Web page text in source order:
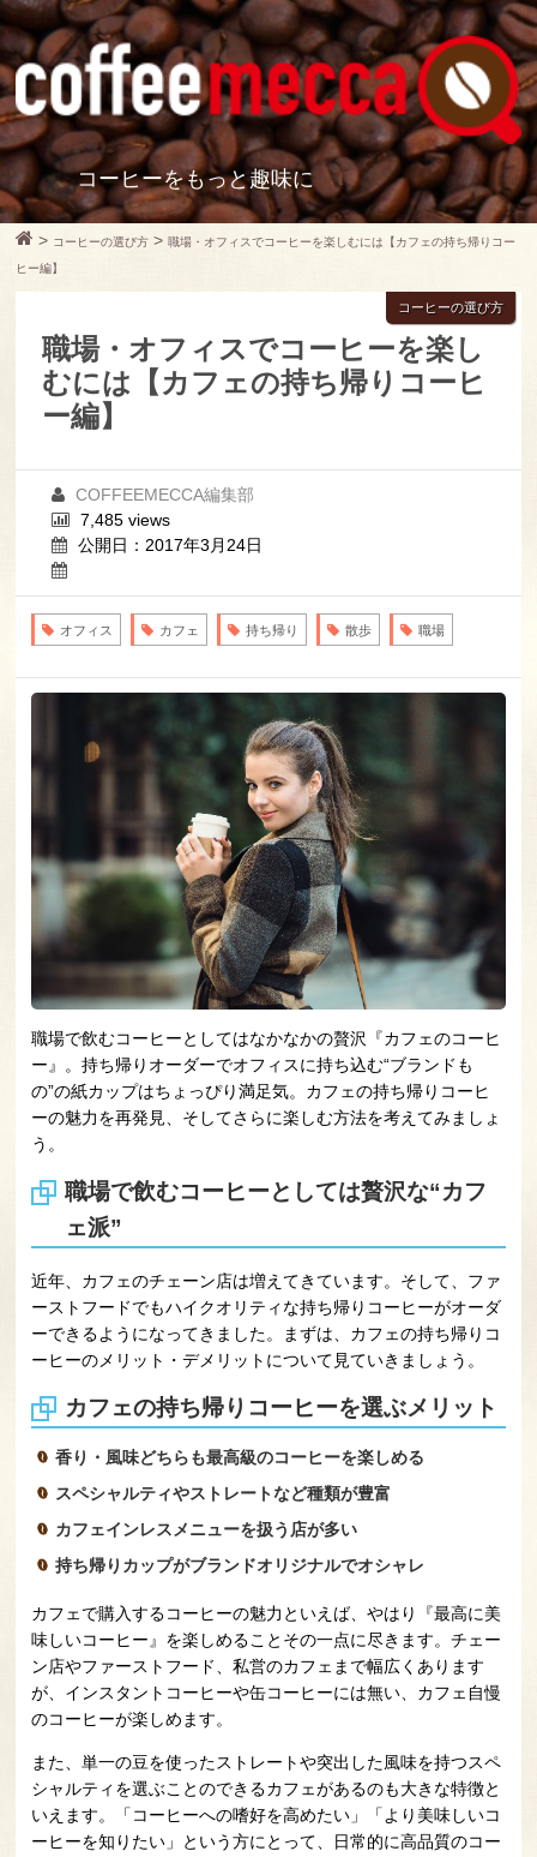
コーヒーをもっと趣味に
> コーヒーの選び方 >職場・オフィスでコーヒーを楽しむには【カフェの持ち帰りコー
ヒー編】
職場・オフィスでコーヒーを楽し
むには【カフェの持ち帰りコーヒ
ー編】
コーヒーの選び方
COFFEEMECCA編集部
7,485 views
公開日：2017年3月24日
オフィス カフェ 持ち帰り 散歩 職場
職場で飲むコーヒーとしてはなかなかの贅沢『カフェのコーヒ
ー』。持ち帰りオーダーでオフィスに持ち込む“ブランドも
の”の紙カップはちょっぴり満足気。カフェの持ち帰りコーヒ
ーの魅力を再発見、そしてさらに楽しむ方法を考えてみましょ
う。
職場で飲むコーヒーとしては贅沢な“カフ
ェ派”
近年、カフェのチェーン店は増えてきています。そして、ファ
ーストフードでもハイクオリティな持ち帰りコーヒーがオーダ
ーできるようになってきました。まずは、カフェの持ち帰りコ
ーヒーのメリット・デメリットについて見ていきましょう。
カフェの持ち帰りコーヒーを選ぶメリット
香り・風味どちらも最高級のコーヒーを楽しめる
スペシャルティやストレートなど種類が豊富
カフェインレスメニューを扱う店が多い
持ち帰りカップがブランドオリジナルでオシャレ
カフェで購入するコーヒーの魅力といえば、やはり『最高に美
味しいコーヒー』を楽しめることその一点に尽きます。チェー
ン店やファーストフード、私営のカフェまで幅広くあります
が、インスタントコーヒーや缶コーヒーには無い、カフェ自慢
のコーヒーが楽しめます。
また、単一の豆を使ったストレートや突出した風味を持つスペ
シャルティを選ぶことのできるカフェがあるのも大きな特徴と
いえます。「コーヒーへの嗜好を高めたい」「より美味しいコ
ーヒーを知りたい」という方にとって、日常的に高品質のコー